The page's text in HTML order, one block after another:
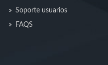
Soporte usuarios
FAQS